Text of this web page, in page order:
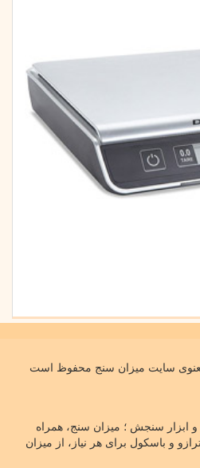
ابزار سنجش ؛ میزان سنج، همراه
و باسکول برای هر نیاز، از میزان